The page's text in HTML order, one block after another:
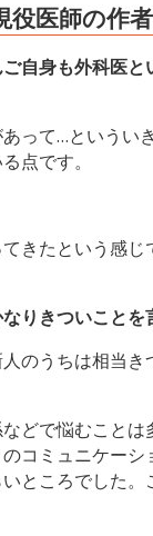
医師の作
自身も外科医と
って…というい
点です。
きたという感
きついことを
のうちは相当
どで悩むこと
コミュニケー
ところでした